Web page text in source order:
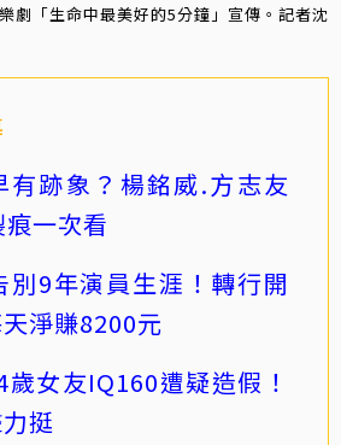
劇「生命中最美好的5分鐘」宣傳。記者沈
有跡象？楊銘威.方志友
一次看
別9年演員生涯！轉行開
淨賺8200元
女友IQ160遭疑造假！
挺